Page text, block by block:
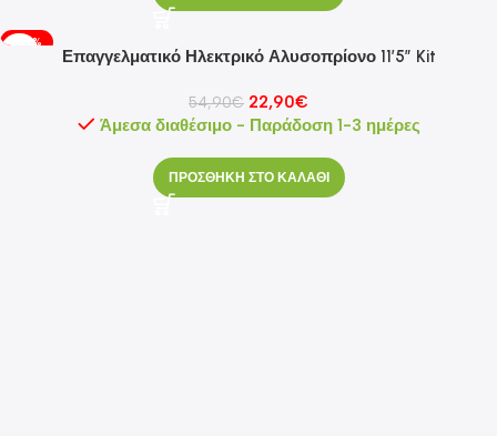
-58%
Επαγγελματικό Ηλεκτρικό Αλυσοπρίονο 11’5” Kit
54,90€ 22,90€
Άμεσα διαθέσιμο - Παράδοση 1-3 ημέρες
ΠΡΟΣΘΗΚΗ ΣΤΟ ΚΑΛΑΘΙ